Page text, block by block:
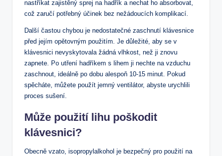
nastříkat zajistěný sprej na hadřík a nechat ho absorbovat,
což zaručí potřebný účinek bez nežádoucích komplikací.
Další častou chybou je nedostatečné zaschnutí klávesnice
před jejím opětovným použitím. Je důležité, aby se v
klávesnici nevyskytovala žádná vlhkost, než ji znovu
zapnete. Po utření hadříkem s lihem ji nechte na vzduchu
zaschnout, ideálně po dobu alespoň 10-15 minut. Pokud
spěcháte, můžete použít jemný ventilátor, abyste urychlili
proces sušení.
Může použití lihu poškodit
klávesnici?
Obecně vzato, isopropylalkohol je bezpečný pro použití na